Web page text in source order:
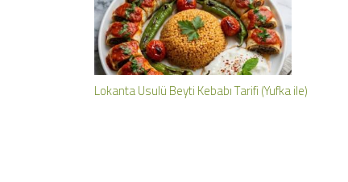
Lokanta Usulü Beyti Kebabı Tarifi (Yufka ile)